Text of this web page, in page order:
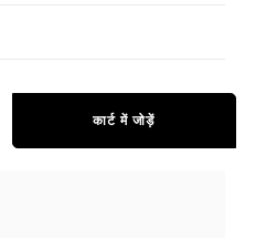
कार्ट में जोड़ें